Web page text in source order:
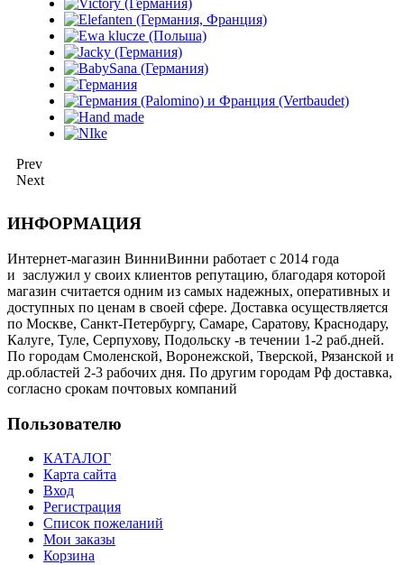
Prev
Next
ИНФОРМАЦИЯ
Интернет-магазин ВинниВинни работает с 2014 года
и заслужил у своих клиентов репутацию, благодаря которой
магазин считается одним из самых надежных, оперативных и
доступных по ценам в своей сфере. Доставка осуществляется
по Москве, Санкт-Петербургу, Самаре, Саратову, Краснодару,
Калуге, Туле, Серпухову, Подольску -в течении 1-2 раб.дней.
По городам Смоленской, Воронежской, Тверской, Рязанской и
др.областей 2-3 рабочих дня. По другим городам Рф доставка,
согласно срокам почтовых компаний
Пользователю
КАТАЛОГ
Карта сайта
Вход
Регистрация
Список пожеланий
Мои заказы
Корзина